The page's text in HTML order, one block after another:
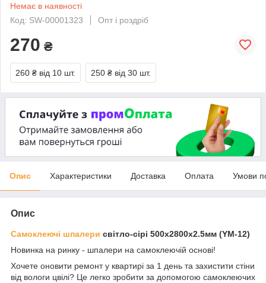
Немає в наявності
Код: SW-00001323
Опт і роздріб
270 ₴
260 ₴ від 10 шт. 250 ₴ від 30 шт.
Опис Характеристики Доставка Оплата Умови
Опис
Самоклеючі шпалери світло-сірі 500х2800х2.5мм (YM-12)
Новинка на ринку - шпалери на самоклеючій основі!
Хочете оновити ремонт у квартирі за 1 день та захистити стіни
від вологи цвілі? Це легко зробити за допомогою самоклеючих